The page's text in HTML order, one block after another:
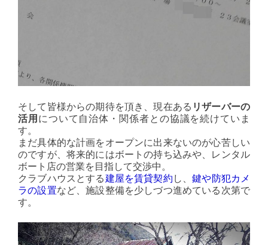
そして皆様からの期待を頂き、現在ある リザーバーの
活用について自治体・関係者との協議を続けていま
す。
まだ具体的な計画をオープンに出来ないのが心苦しい
のですが、将来的にはボートの持ち込みや、レンタル
ボート店の営業を目指して交渉中。
クラブハウスとする建屋を賃貸契約 し、鍵や防犯カメ
ラの設置など、施設整備を少しづつ進めている次第で
す。